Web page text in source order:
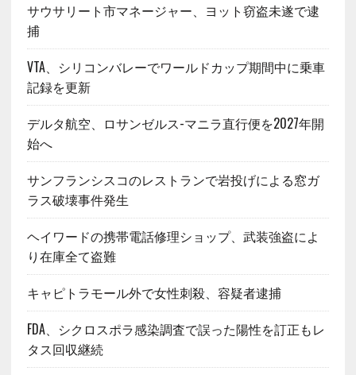
サウサリート市マネージャー、ヨット窃盗未遂で逮
捕
VTA、シリコンバレーでワールドカップ期間中に乗車
記録を更新
デルタ航空、ロサンゼルス-マニラ直行便を2027年開
始へ
サンフランシスコのレストランで岩投げによる窓ガ
ラス破壊事件発生
ヘイワードの携帯電話修理ショップ、武装強盗によ
り在庫全て盗難
キャピトラモール外で女性刺殺、容疑者逮捕
FDA、シクロスポラ感染調査で誤った陽性を訂正もレ
タス回収継続